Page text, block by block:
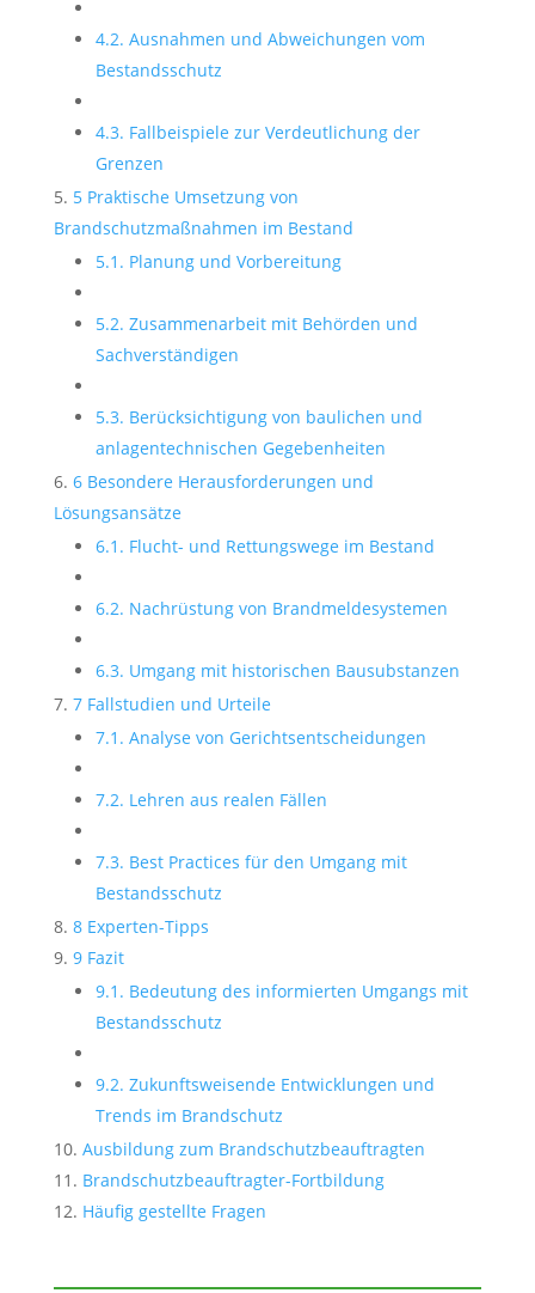
4.2. Ausnahmen und Abweichungen vom
Bestandsschutz
4.3. Fallbeispiele zur Verdeutlichung der
Grenzen
5 Praktische Umsetzung von
Brandschutzmaßnahmen im Bestand
5.1. Planung und Vorbereitung
5.2. Zusammenarbeit mit Behörden und
Sachverständigen
5.3. Berücksichtigung von baulichen und
anlagentechnischen Gegebenheiten
6 Besondere Herausforderungen und
Lösungsansätze
6.1. Flucht- und Rettungswege im Bestand
6.2. Nachrüstung von Brandmeldesystemen
6.3. Umgang mit historischen Bausubstanzen
7 Fallstudien und Urteile
7.1. Analyse von Gerichtsentscheidungen
7.2. Lehren aus realen Fällen
7.3. Best Practices für den Umgang mit
Bestandsschutz
8 Experten-Tipps
9 Fazit
9.1. Bedeutung des informierten Umgangs mit
Bestandsschutz
9.2. Zukunftsweisende Entwicklungen und
Trends im Brandschutz
Ausbildung zum Brandschutzbeauftragten
Brandschutzbeauftragter-Fortbildung
Häufig gestellte Fragen